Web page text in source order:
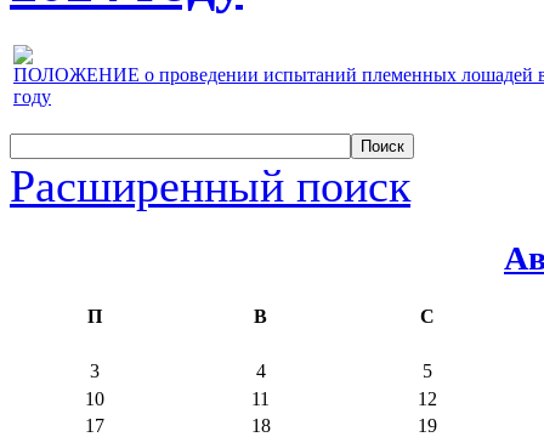
ПОЛОЖЕНИЕ о проведении испытаний племенных лошадей
году
Расширенный поиск
П В С
3 4
5
10
11
12
17
18
19